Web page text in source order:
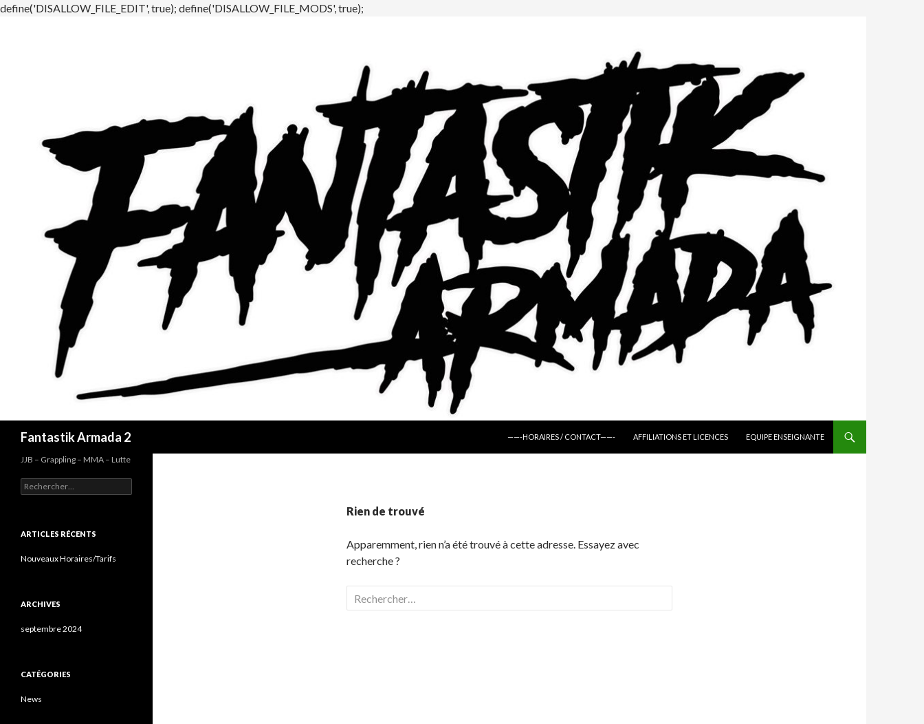
define('DISALLOW_FILE_EDIT', true); define('DISALLOW_FILE_MODS', true);
Fantastik Armada 2
——-HORAIRES / CONTACT——-
AFFILIATIONS ET LICENCES EQUIPE ENSEIGNANTE
Rien de trouvé
Apparemment, rien n’a été trouvé à cette adresse. Essayez avec
recherche ?
Rechercher :
JJB – Grappling – MMA – Lutte
Rechercher :
ARTICLES RÉCENTS
Nouveaux Horaires/Tarifs
ARCHIVES
septembre 2024
CATÉGORIES
News